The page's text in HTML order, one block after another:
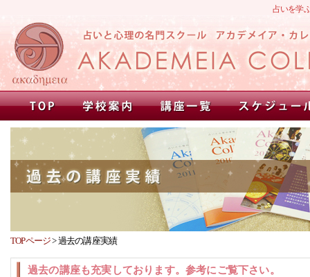
占いを学
TOPページ>過去の講座実績
過去の講座も充実しております。参考にご覧下さい。